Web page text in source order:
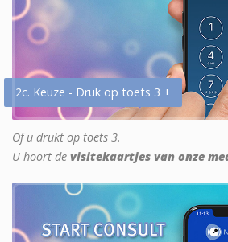
2c. Keuze - Druk op toets 3 +
Of u drukt op toets 3.
U hoort de visitekaartjes van onze